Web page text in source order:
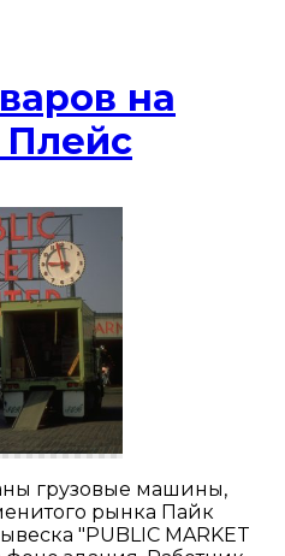
на
грузовые машины,
рынка Пайк
"PUBLIC MARKET